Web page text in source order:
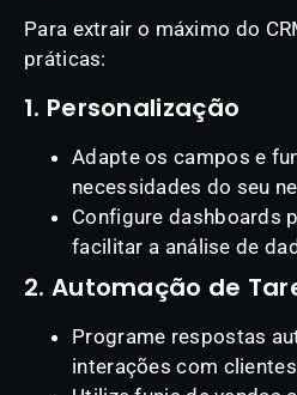
Para extrair o máximo do
práticas:
1. Personalização
Adapte os campos e
necessidades do seu
Configure dashboards
facilitar a análise de
2. Automação de
Programe respostas
interações com